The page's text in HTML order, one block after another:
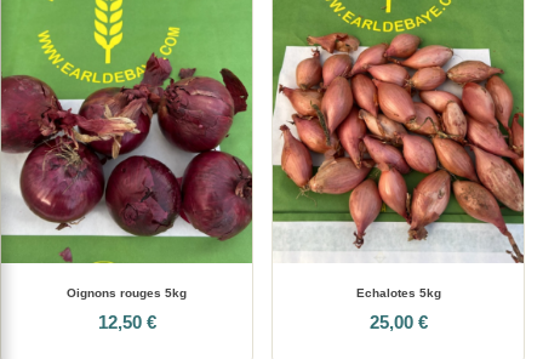
Oignons rouges 5kg
12,50 €
Echalotes 5kg
25,00 €